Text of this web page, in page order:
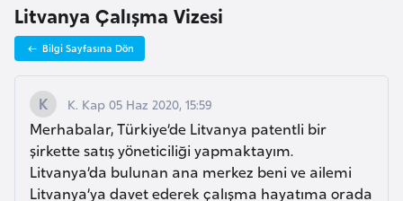
a
V
i
z
e
İ
ş
l
e
Litvanya Çalışma Vizesi
Bilgi Sayfasına Dön
K. Kap 05 Haz 2020, 15:59
Merhabalar, Türkiye’de Litvanya patentli bir
şirkette satış yöneticiliği yapmaktayım.
Litvanya’da bulunan ana merkez beni ve ailemi
Litvanya’ya davet ederek çalışma hayatıma orada
A
u
s
t
u
r